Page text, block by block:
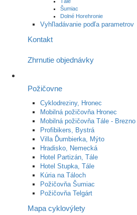
Šumiac
Dolné Horehronie
Vyhľladávanie podľa parametrov
Kontakt
Zhrnutie objednávky
Požičovne
Cyklodreziny, Hronec
Mobilná požičovňa Hronec
Mobilná požičovňa Tále - Brezno
Profibikers, Bystrá
Villa Ďumbierka, Mýto
Hradisko, Nemecká
Hotel Partizán, Tále
Hotel Stupka, Tále
Kúria na Táloch
Požičovňa Šumiac
Požičovňa Telgárt
Mapa cyklovýlety